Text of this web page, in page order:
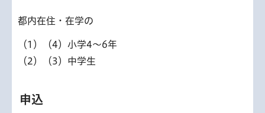
都内在住・在学の
（1）（4）小学4～6年
（2）（3）中学生
申込